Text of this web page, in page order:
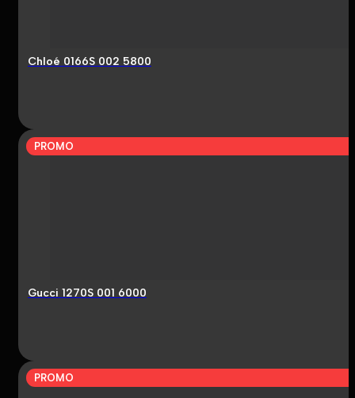
Chloé 0166S 002 5800
PROMO
Gucci 1270S 001 6000
PROMO